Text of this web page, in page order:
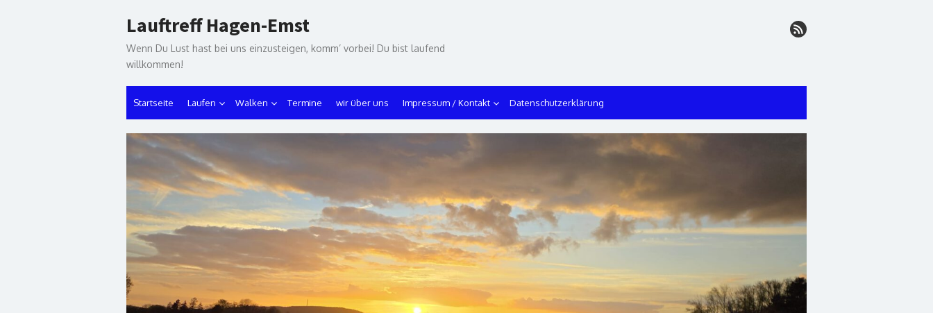
to
Lauftreff Hagen-Emst
Wenn Du Lust hast bei uns einzusteigen, komm’ vorbei! Du bist laufend
willkommen!
Startseite Laufen Walken Termine wir über uns Impressum / Kontakt Datenschutzerklärung